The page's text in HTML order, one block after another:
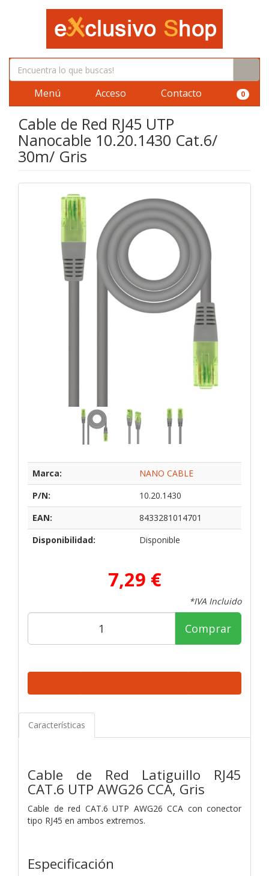
Menú Acceso Contacto 0
Cable de Red RJ45 UTP
Nanocable 10.20.1430 Cat.6/
30m/ Gris
Marca:
NANO CABLE
P/N:
10.20.1430
EAN:
8433281014701
Disponibilidad:
Disponible
7,29 €
*IVA Incluido
Comprar
Características
Cable de Red Latiguillo RJ45
CAT.6 UTP AWG26 CCA, Gris
Cable de red CAT.6 UTP AWG26 CCA con conector
tipo RJ45 en ambos extremos.
Especificación